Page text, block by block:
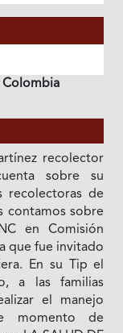
Colombia
recolector
sobre su
recolectoras de
contamos sobre
en Comisión
que fue invitado
En su Tip el
a las familias
el manejo
momento de